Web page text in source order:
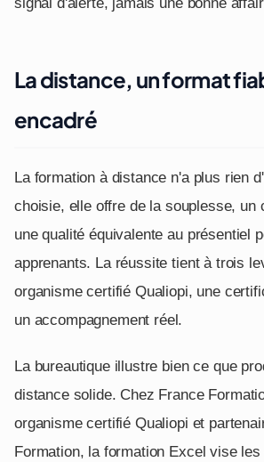
La distance, un format
encadré
La formation à distance n'a plus rien
choisie, elle offre de la souplesse, un
une qualité équivalente au présentiel
apprenants. La réussite tient à trois
organisme certifié Qualiopi, une
un accompagnement réel.
La bureautique illustre bien ce que
distance solide. Chez France
organisme certifié Qualiopi et
Formation, la formation Excel vise